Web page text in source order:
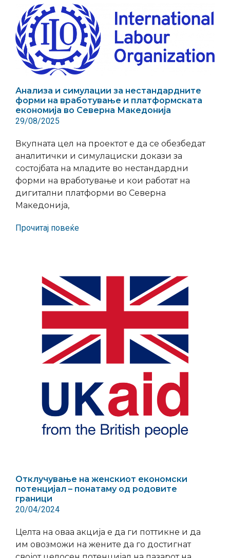
Анализа и симулации за нестандардните
форми на вработување и платформската
економија во Северна Македонија
29/08/2025
Вкупната цел на проектот е да се обезбедат
аналитички и симулациски докази за
состојбата на младите во нестандардни
форми на вработување и кои работат на
дигитални платформи во Северна
Македонија,
Прочитај повеќе
Отклучување на женскиот економски
потенцијал – понатаму од родовите
граници
20/04/2024
Целта на оваа акција е да ги поттикне и да
им овозможи на жените да го достигнат